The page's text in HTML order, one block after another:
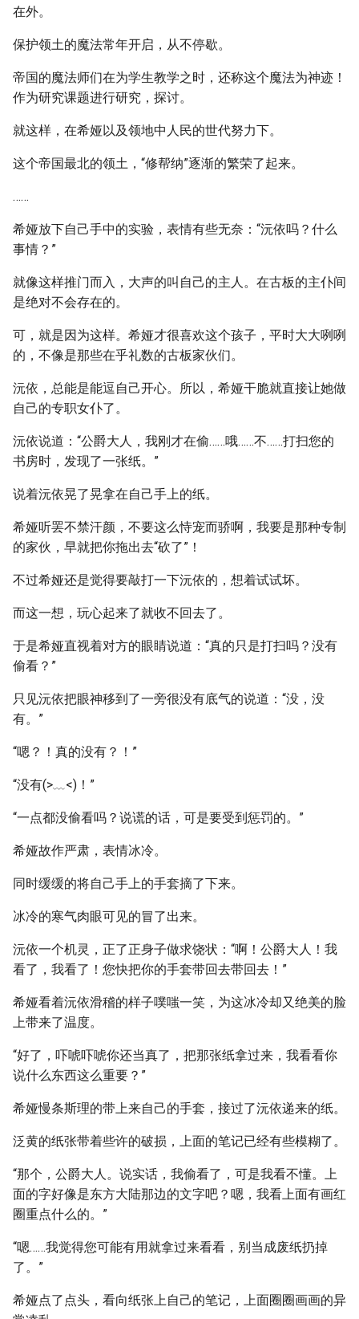
在外。
保护领土的魔法常年开启，从不停歇。
帝国的魔法师们在为学生教学之时，还称这个魔法为神迹！
作为研究课题进行研究，探讨。
就这样，在希娅以及领地中人民的世代努力下。
这个帝国最北的领土，“修帮纳”逐渐的繁荣了起来。
……
希娅放下自己手中的实验，表情有些无奈：“沅依吗？什么
事情？”
就像这样推门而入，大声的叫自己的主人。在古板的主仆间
是绝对不会存在的。
可，就是因为这样。希娅才很喜欢这个孩子，平时大大咧咧
的，不像是那些在乎礼数的古板家伙们。
沅依，总能是能逗自己开心。所以，希娅干脆就直接让她做
自己的专职女仆了。
沅依说道：“公爵大人，我刚才在偷……哦……不……打扫您的
书房时，发现了一张纸。”
说着沅依晃了晃拿在自己手上的纸。
希娅听罢不禁汗颜，不要这么恃宠而骄啊，我要是那种专制
的家伙，早就把你拖出去“砍了”！
不过希娅还是觉得要敲打一下沅依的，想着试试坏。
而这一想，玩心起来了就收不回去了。
于是希娅直视着对方的眼睛说道：“真的只是打扫吗？没有
偷看？”
只见沅依把眼神移到了一旁很没有底气的说道：“没，没
有。”
“嗯？！真的没有？！”
“没有(>﹏<)！”
“一点都没偷看吗？说谎的话，可是要受到惩罚的。”
希娅故作严肃，表情冰冷。
同时缓缓的将自己手上的手套摘了下来。
冰冷的寒气肉眼可见的冒了出来。
沅依一个机灵，正了正身子做求饶状：“啊！公爵大人！我
看了，我看了！您快把你的手套带回去带回去！”
希娅看着沅依滑稽的样子噗嗤一笑，为这冰冷却又绝美的脸
上带来了温度。
“好了，吓唬吓唬你还当真了，把那张纸拿过来，我看看你
说什么东西这么重要？”
希娅慢条斯理的带上来自己的手套，接过了沅依递来的纸。
泛黄的纸张带着些许的破损，上面的笔记已经有些模糊了。
“那个，公爵大人。说实话，我偷看了，可是我看不懂。上
面的字好像是东方大陆那边的文字吧？嗯，我看上面有画红
圈重点什么的。”
“嗯……我觉得您可能有用就拿过来看看，别当成废纸扔掉
了。”
希娅点了点头，看向纸张上自己的笔记，上面圈圈画画的异